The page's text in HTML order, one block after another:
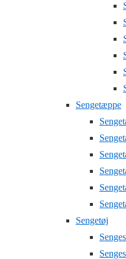
Sengetæppe
Sengetøj